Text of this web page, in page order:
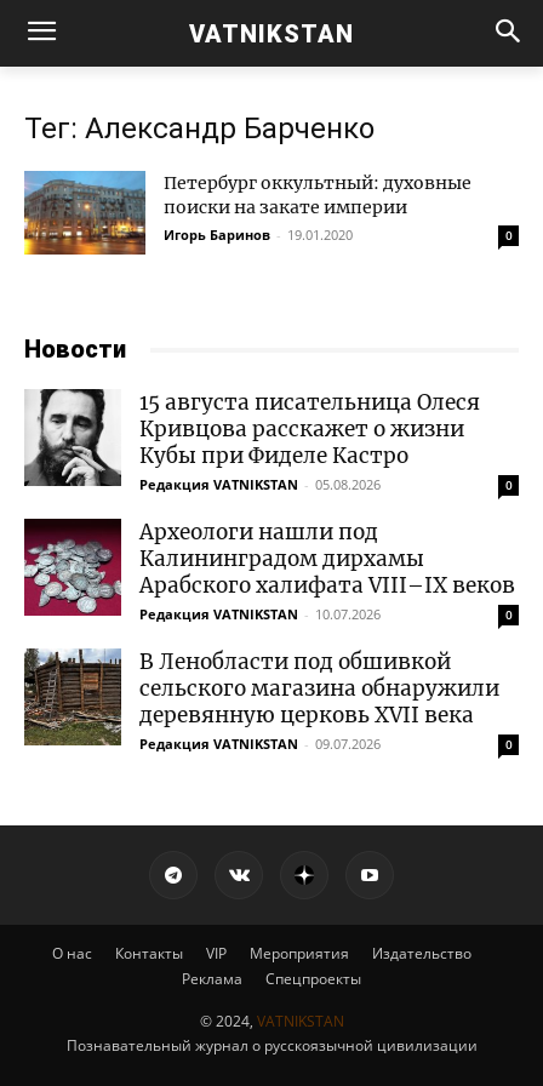
VATNIKSTAN
Тег: Александр Барченко
Петербург оккультный: духовные
поиски на закате империи
Игорь Баринов - 19.01.2020 0
Новости
15 августа писательница Олеся
Кривцова расскажет о жизни
Кубы при Фиделе Кастро
Редакция VATNIKSTAN - 05.08.2026 0
Археологи нашли под
Калининградом дирхамы
Арабского халифата VIII–IX веков
Редакция VATNIKSTAN - 10.07.2026 0
В Ленобласти под обшивкой
сельского магазина обнаружили
деревянную церковь XVII века
Редакция VATNIKSTAN - 09.07.2026 0
О нас Контакты VIP Мероприятия
Издательство
Реклама
Спецпроекты
© 2024, VATNIKSTAN
Познавательный журнал о русскоязычной цивилизации